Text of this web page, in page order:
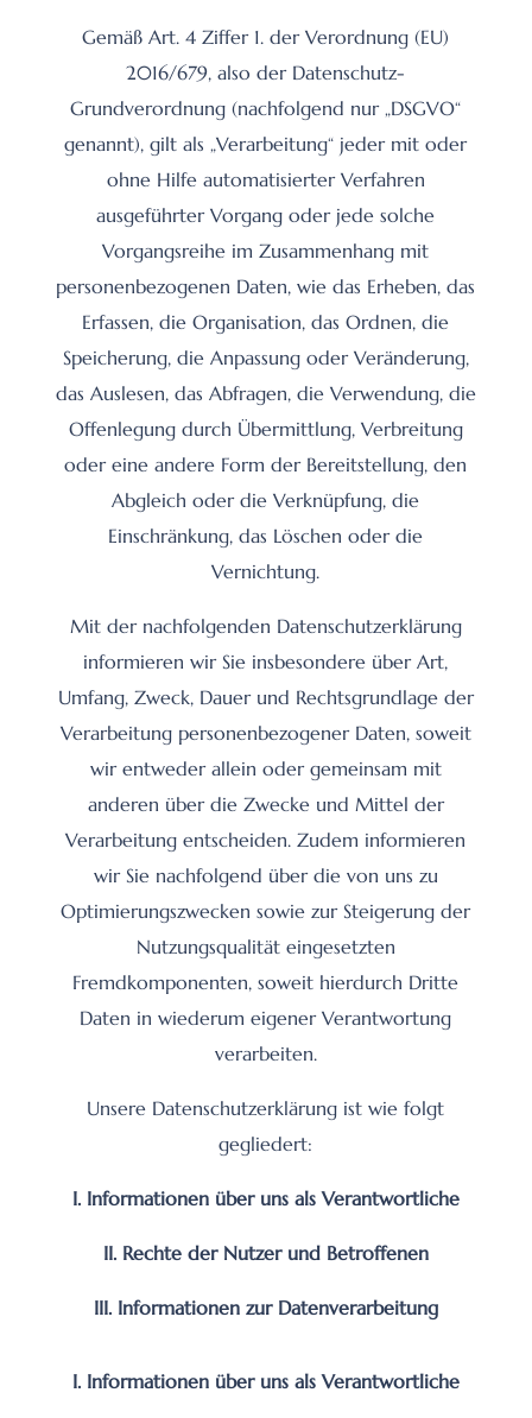
Gemäß Art. 4 Ziffer 1. der Verordnung (EU)
2016/679, also der Datenschutz-
Grundverordnung (nachfolgend nur „DSGVO“
genannt), gilt als „Verarbeitung“ jeder mit oder
ohne Hilfe automatisierter Verfahren
ausgeführter Vorgang oder jede solche
Vorgangsreihe im Zusammenhang mit
personenbezogenen Daten, wie das Erheben, das
Erfassen, die Organisation, das Ordnen, die
Speicherung, die Anpassung oder Veränderung,
das Auslesen, das Abfragen, die Verwendung, die
Offenlegung durch Übermittlung, Verbreitung
oder eine andere Form der Bereitstellung, den
Abgleich oder die Verknüpfung, die
Einschränkung, das Löschen oder die
Vernichtung.
Mit der nachfolgenden Datenschutzerklärung
informieren wir Sie insbesondere über Art,
Umfang, Zweck, Dauer und Rechtsgrundlage der
Verarbeitung personenbezogener Daten, soweit
wir entweder allein oder gemeinsam mit
anderen über die Zwecke und Mittel der
Verarbeitung entscheiden. Zudem informieren
wir Sie nachfolgend über die von uns zu
Optimierungszwecken sowie zur Steigerung der
Nutzungsqualität eingesetzten
Fremdkomponenten, soweit hierdurch Dritte
Daten in wiederum eigener Verantwortung
verarbeiten.
Unsere Datenschutzerklärung ist wie folgt
gegliedert:
I. Informationen über uns als Verantwortliche
II. Rechte der Nutzer und Betroffenen
III. Informationen zur Datenverarbeitung
I. Informationen über uns als Verantwortliche